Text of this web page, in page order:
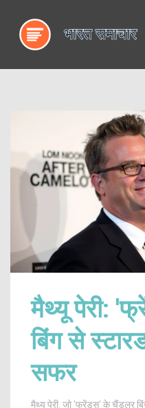
मैथ्यू पेरी:
बिंग से
सफर
मैथ्यू पेरी, जो 'फ्रेंड्स' के चैंडलर